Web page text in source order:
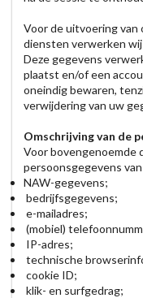
Voor de uitvoering
diensten verwerken
Deze gegevens
plaatst en/of een
oneindig bewaren,
verwijdering van uw
Omschrijving van de
Voor bovengenoemde
persoonsgegevens
NAW-gegevens;
bedrijfsgegevens;
e-mailadres;
(mobiel)
IP-adres;
technische
cookie ID;
klik- en surfgedrag;